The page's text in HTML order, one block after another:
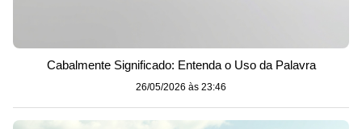
Cabalmente Significado: Entenda o Uso da Palavra
26/05/2026 às 23:46